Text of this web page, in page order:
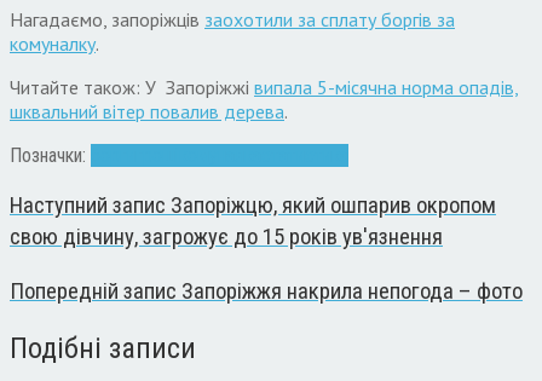
Нагадаємо, запоріжців заохотили за сплату боргів за
комуналку.
Читайте також: У Запоріжжі випала 5-місячна норма опадів,
шквальний вітер повалив дерева.
Позначки:
Наступний запис Запоріжцю, який ошпарив окропом
свою дівчину, загрожує до 15 років ув'язнення
Попередній запис Запоріжжя накрила непогода – фото
Подібні записи